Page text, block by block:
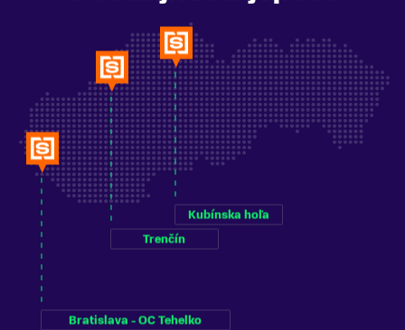
Bratislava - OC Tehelko
Trenčín
Kubínska hoľa